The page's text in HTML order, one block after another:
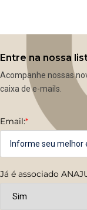
Entre na nossa
Acompanhe nossas
caixa de e-mails.
Email:*
Já é associado